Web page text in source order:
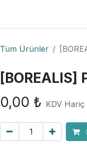
Tüm Ürünler
[BOREALIS]
0,00 ₺ KDV Hariç